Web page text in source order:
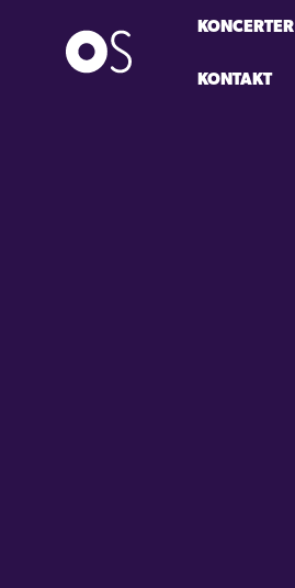
KONCERTER
KONTAKT